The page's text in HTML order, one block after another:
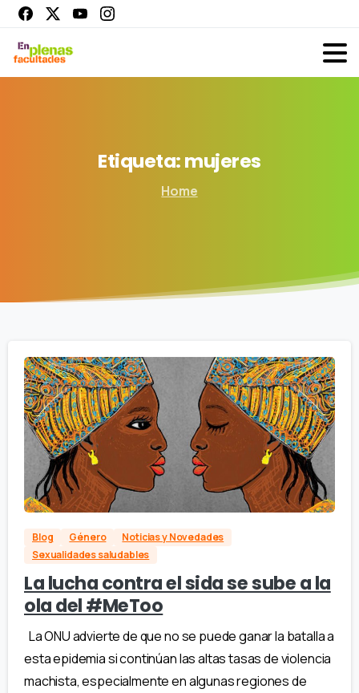
Etiqueta:mujeres
Home
Blog Género
Noticias y Novedades
Sexualidades saludables
La lucha contra el sida se sube a la
ola del #MeToo
La ONU advierte de que no se puede ganar la batalla a
esta epidemia si continúan las altas tasas de violencia
machista, especialmente en algunas regiones de